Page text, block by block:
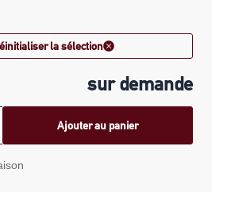
la sélection
sur demande
Ajouter au panier